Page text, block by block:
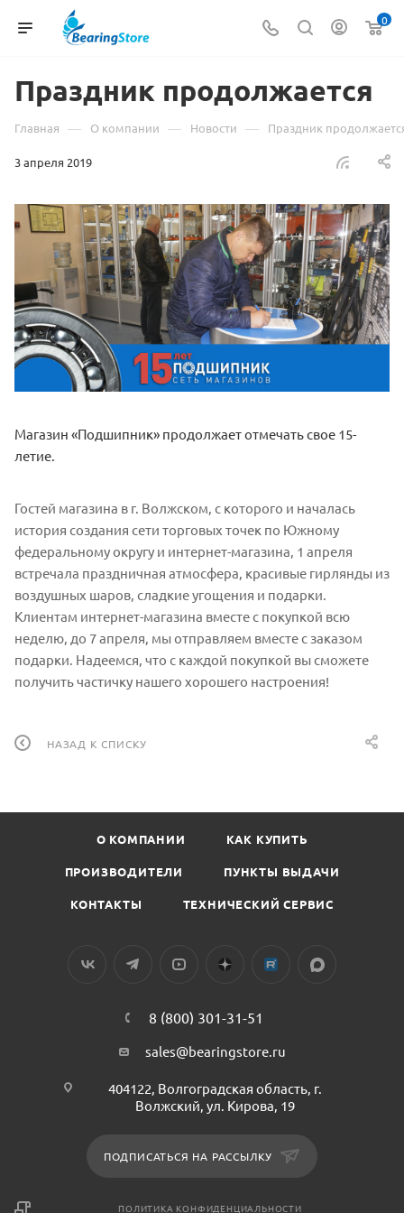
0
Праздник продолжается
Главная — О компании — Новости — Праздник
3 апреля 2019
Магазин «Подшипник» продолжает отмечать свое 15-
летие.
Гостей магазина в г. Волжском, с которого и началась
история создания сети торговых точек по Южному
федеральному округу и интернет-магазина, 1 апреля
встречала праздничная атмосфера, красивые гирлянды из
воздушных шаров, сладкие угощения и подарки.
Клиентам интернет-магазина вместе с покупкой всю
неделю, до 7 апреля, мы отправляем вместе с заказом
подарки. Надеемся, что с каждой покупкой вы сможете
получить частичку нашего хорошего настроения!
НАЗАД К СПИСКУ
О КОМПАНИИ КАК КУПИТЬ
ПРОИЗВОДИТЕЛИ ПУНКТЫ ВЫДАЧИ
КОНТАКТЫ ТЕХНИЧЕСКИЙ СЕРВИС
8 (800) 301-31-51
sales@bearingstore.ru
404122, Волгоградская область, г.
Волжский, ул. Кирова, 19
ПОДПИСАТЬСЯ НА РАССЫЛКУ
ПОЛИТИКА КОНФИДЕНЦИАЛЬНОСТИ